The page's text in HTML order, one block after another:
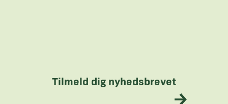
Tilmeld dig nyhedsbrevet